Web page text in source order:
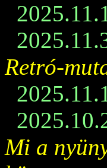
Retró-
Mi a